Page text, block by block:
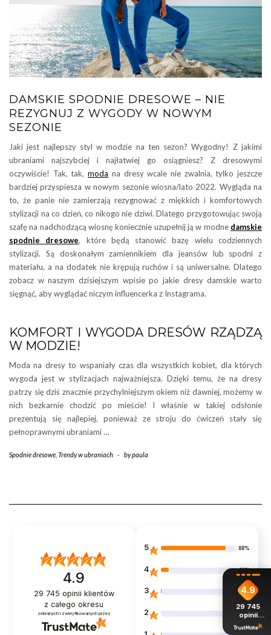
DAMSKIE SPODNIE DRESOWE – NIE
REZYGNUJ Z WYGODY W NOWYM
SEZONIE
Jaki jest najlepszy styl w modzie na ten sezon? Wygodny! Z jakimi
ubraniami najszybciej i najłatwiej go osiągniesz? Z dresowymi
oczywiście! Tak, tak,moda na dresy wcale nie zwalnia, tylko jeszcze
bardziej przyspiesza w nowym sezonie wiosna/lato 2022. Wygląda na
to, że panie nie zamierzają rezygnować z miękkich i komfortowych
stylizacji na co dzień, co nikogo nie dziwi. Dlatego przygotowując swoją
szafę na nadchodzącą wiosnę koniecznie uzupełnij ją w modne damskie
spodnie dresowe, które będą stanowić bazę wielu codziennych
stylizacji. Są doskonałym zamiennikiem dla jeansów lub spodni z
materiału, a na dodatek nie krępują ruchów i są uniwersalne. Dlatego
zobacz w naszym dzisiejszym wpisie po jakie dresy damskie warto
sięgnąć, aby wyglądać niczym influencerka z Instagrama.
KOMFORT I WYGODA DRESÓW RZĄDZĄ
W MODZIE!
Moda na dresy to wspaniały czas dla wszystkich kobiet, dla których
wygoda jest w stylizacjach najważniejsza. Dzięki temu, że na dresy
patrzy się dziś znacznie przychylniejszym okiem niż dawniej, możemy w
nich bezkarnie chodzić po mieście! I właśnie w takiej odsłonie
prezentują się najlepiej, ponieważ ze stroju do ćwiczeń stały się
pełnoprawnymi ubraniami …
Spodnie dresowe Trendy w ubraniach - bypaula
4.9
29 745 opinii klientów
z całego okresu
zebranych i zweryfikowanych przez
5 88%
4 11%
3 1%
2 0%
4.9
29 745
opinii
z całego
okresu